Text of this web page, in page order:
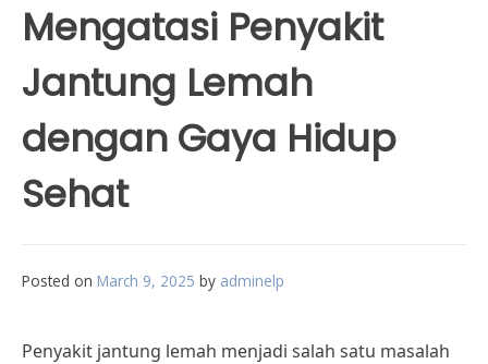
Mengatasi Penyakit
Jantung Lemah
dengan Gaya Hidup
Sehat
Posted on March 9, 2025 by adminelp
Penyakit jantung lemah menjadi salah satu masalah